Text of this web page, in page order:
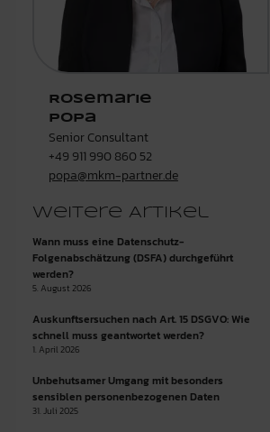
Rosemarie
Popa
Senior Consultant
+49 911 990 860 52
popa@mkm-partner.de
Weitere Artikel
Wann muss eine Datenschutz-
Folgenabschätzung (DSFA) durchgeführt
werden?
5. August 2026
Auskunftsersuchen nach Art. 15 DSGVO: Wie
schnell muss geantwortet werden?
1. April 2026
Unbehutsamer Umgang mit besonders
sensiblen personenbezogenen Daten
31. Juli 2025